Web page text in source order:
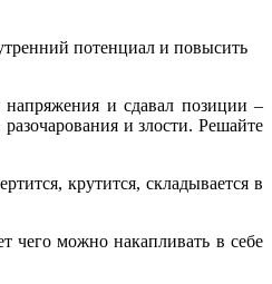
потенциал и повысить
напряжения и сдавал позиции –
и злости. Решайте
крутится, складывается в
чего можно накапливать в себе